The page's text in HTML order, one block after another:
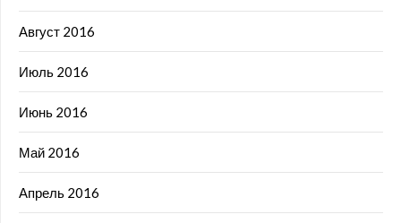
Август 2016
Июль 2016
Июнь 2016
Май 2016
Апрель 2016